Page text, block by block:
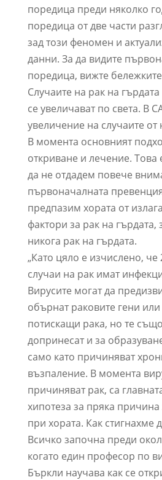
поредица преди няколко
поредица от две части
зад този феномен и
данни. За да видите
поредица, вижте
Случаите на рак на
се увеличават по света. В
увеличение на случаите от
В момента основният
откриване и лечение.
да не отдадем повече
първоначалната
предпазим хората от
фактори за рак на гърдата,
никога рак на гърдата.
„Като цяло е изчислено, че
случаи на рак имат
Вирусите могат да
обърнат раковите гени
потискащи рака, но те
допринесат и за
само като причиняват
възпаление. В момента
причиняват рак, са
хипотеза за пряка причина
при хората. Как стигнахме
Всичко започна преди
когато един професор по
Бъркли научава как се